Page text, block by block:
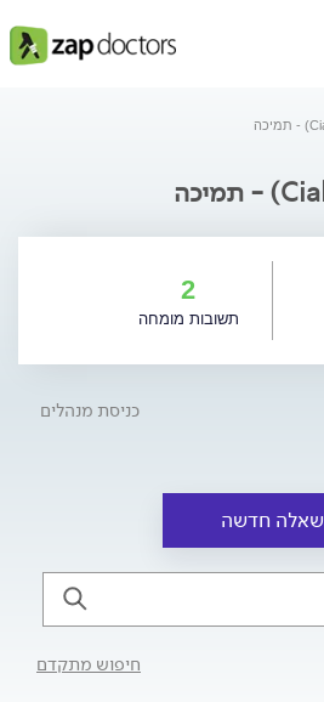
2
תשובות מומחה
כניסת מנהלים
שאלה חדשה
חיפוש מתקדם